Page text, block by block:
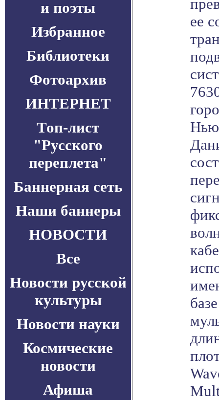
и поэты
Избранное
Библиотеки
Фотоархив
ИНТЕРНЕТ
Топ-лист
"Русского
переплета"
Баннерная сеть
Наши баннеры
НОВОСТИ
Все
Новости русской
культуры
Новости науки
Космические
новости
Афиша
ее